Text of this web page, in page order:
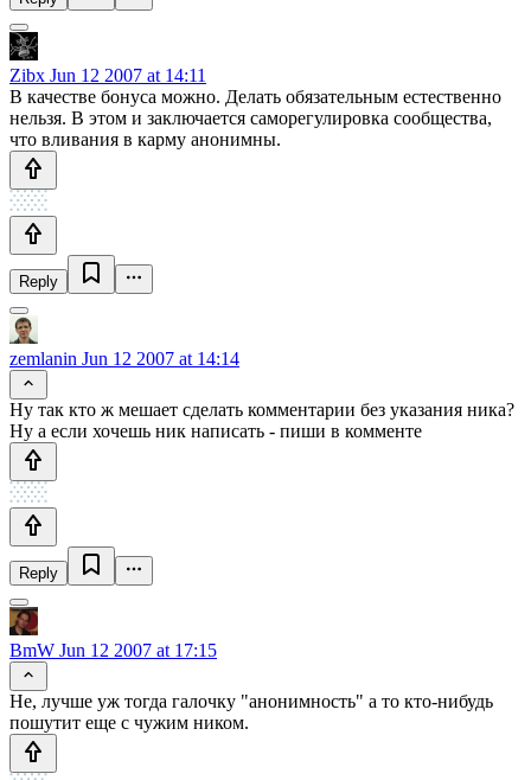
Zibx Jun 12 2007 at 14:11
В качестве бонуса можно. Делать обязательным естественно
нельзя. В этом и заключается саморегулировка сообщества,
что вливания в карму анонимны.
Reply
zemlanin Jun 12 2007 at 14:14
Ну так кто ж мешает сделать комментарии без указания ника?
Ну а если хочешь ник написать - пиши в комменте
Reply
BmW Jun 12 2007 at 17:15
Не, лучше уж тогда галочку "анонимность" а то кто-нибудь
пошутит еще с чужим ником.